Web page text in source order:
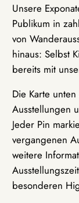
Unsere
Publikum in
von
hinaus: Selbst
bereits mit
Die Karte
Ausstellungen
Jeder Pin
vergangenen
weitere
besonderen